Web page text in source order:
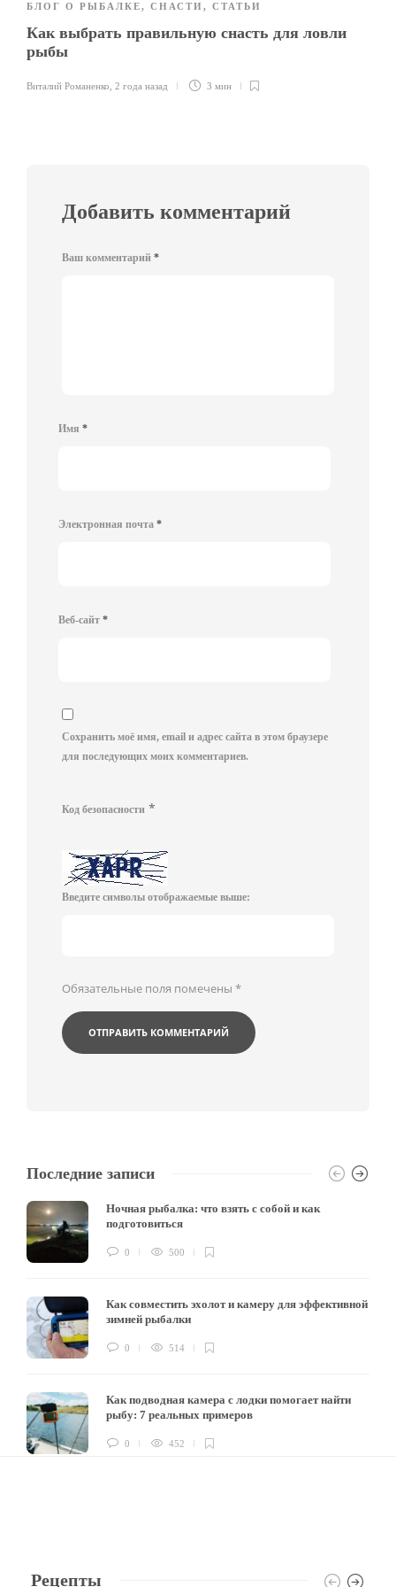
БЛОГ О РЫБАЛКЕ, СНАСТИ , СТАТЬИ
Как выбрать правильную снасть для ловли
рыбы
Виталий Романенко 2 года назад 3 мин
Добавить комментарий
Ваш комментарий *
Имя *
Электронная почта *
Веб-сайт *
Сохранить моё имя, email и адрес сайта в этом браузере
для последующих моих комментариев.
Код безопасности *
Введите символы отображаемые выше:
Обязательные поля помечены *
Последние записи
Ночная рыбалка: что взять с собой и как
подготовиться
0 500
Как совместить эхолот и камеру для эффективной
зимней рыбалки
0 514
Как подводная камера с лодки помогает найти
рыбу: 7 реальных примеров
0 452
Рецепты